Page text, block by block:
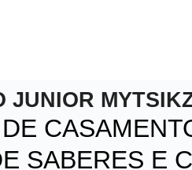
JUNIOR
SABERES E